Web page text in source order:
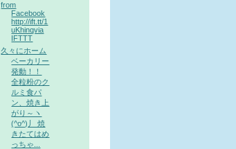
from
Facebook
http://ift.tt/1
uKhinqvia
IFTTT
久々にホーム
ベーカリー
発動！！
全粒粉のク
ルミ食パ
ン、焼き上
がり～ヽ
(^o^)丿 焼
きたてはめ
っちゃ...